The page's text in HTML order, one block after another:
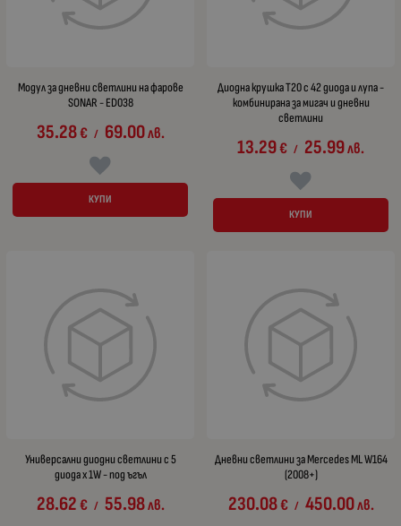
Модул за дневни светлини на фарове
SONAR - ED038
35.28€ / 69.00лв.
КУПИ
Диодна крушка Т20 с 42 диода и лупа -
комбинирана за мигач и дневни
светлини
13.29€ / 25.99лв.
КУПИ
Универсални диодни светлини с 5
диода x 1W - под ъгъл
28.62€ / 55.98лв.
Дневни светлини за Mercedes ML W164
(2008+)
230.08€ / 450.00лв.